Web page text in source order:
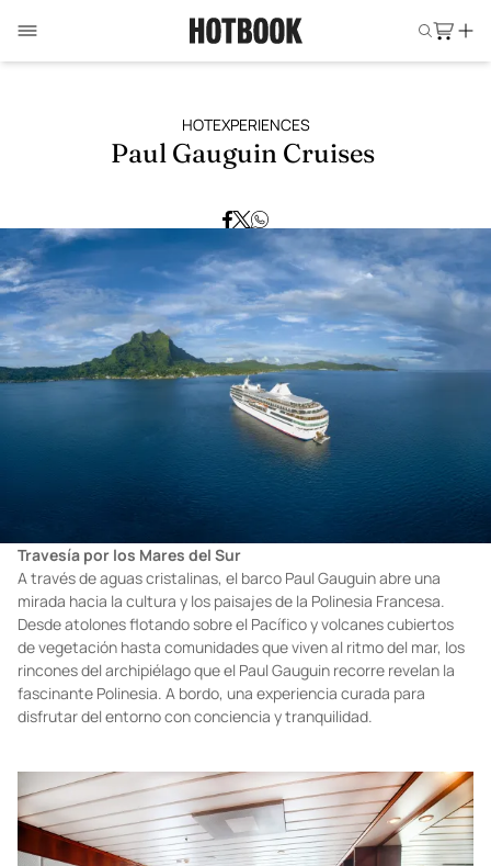
HOTEXPERIENCES
Paul Gauguin Cruises
Travesía por los Mares del Sur
A través de aguas cristalinas, el barco Paul Gauguin abre una
mirada hacia la cultura y los paisajes de la Polinesia Francesa.
Desde atolones flotando sobre el Pacífico y volcanes cubiertos
de vegetación hasta comunidades que viven al ritmo del mar, los
rincones del archipiélago que el Paul Gauguin recorre revelan la
fascinante Polinesia. A bordo, una experiencia curada para
disfrutar del entorno con conciencia y tranquilidad.